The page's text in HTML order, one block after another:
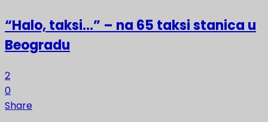
“Halo, taksi…” – na 65 taksi stanica u
Beogradu
2
0
Share